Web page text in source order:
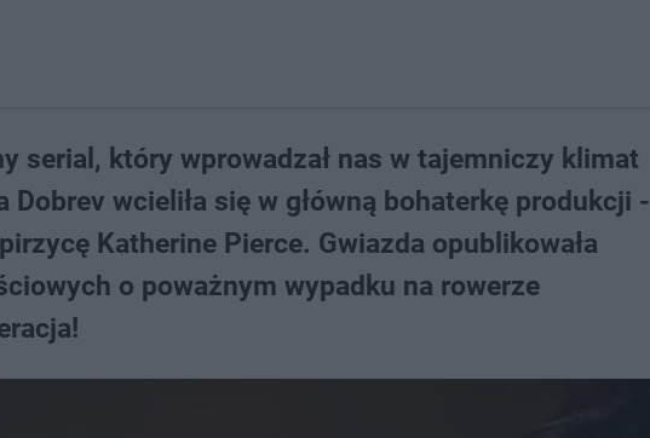
serial, który wprowadzał nas w tajemniczy klimat
wcieliła się w główną bohaterkę produkcji -
Katherine Pierce. Gwiazda opublikowała
o poważnym wypadku na rowerze